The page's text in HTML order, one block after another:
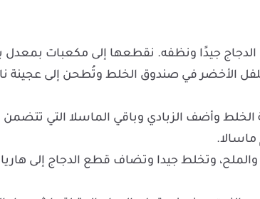
جيدًا ونظفه. نقطعها إلى مكعبات بمعدل
الأخضر في صندوق الخلط وتُطحن إلى عجينة
الخلط وأضف الزبادي وباقي الماسلا التي
وتخلط جيدا وتضاف قطع الدجاج إلى